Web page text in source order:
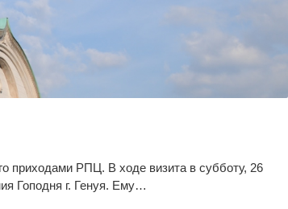
приходами РПЦ. В ходе визита в субботу, 26
Гоподня г. Генуя. Ему…